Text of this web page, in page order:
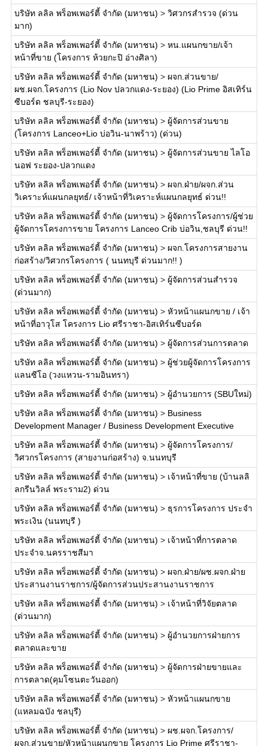
บริษัท ลลิล พร็อพเพอร์ตี้ จำกัด (มหาชน) > วิศวกรสำรวจ (ด่วน
มาก)
บริษัท ลลิล พร็อพเพอร์ตี้ จำกัด (มหาชน) > หน.แผนกขาย/เจ้า
หน้าที่ขาย (โครงการ ห้วยกะปิ อ่างศิลา)
บริษัท ลลิล พร็อพเพอร์ตี้ จำกัด (มหาชน) > ผจก.ส่วนขาย/
ผช.ผจก.โครงการ (Lio Nov ปลวกแดง-ระยอง) (Lio Prime อิสเทิร์น
ซีบอร์ด ชลบุรี-ระยอง)
บริษัท ลลิล พร็อพเพอร์ตี้ จำกัด (มหาชน) > ผู้จัดการส่วนขาย
(โครงการ Lanceo+Lio บ่อวิน-นาพร้าว) (ด่วน)
บริษัท ลลิล พร็อพเพอร์ตี้ จำกัด (มหาชน) > ผู้จัดการส่วนขาย ไลโอ
นอฟ ระยอง-ปลวกแดง
บริษัท ลลิล พร็อพเพอร์ตี้ จำกัด (มหาชน) > ผจก.ฝ่าย/ผจก.ส่วน
วิเคราะห์แผนกลยุทธ์/ เจ้าหน้าที่วิเคราะห์แผนกลยุทธ์ ด่วน!!
บริษัท ลลิล พร็อพเพอร์ตี้ จำกัด (มหาชน) > ผู้จัดการโครงการ/ผู้ช่วย
ผู้จัดการโครงการขาย โครงการ Lanceo Crib บ่อวิน,ชลบุรี ด่วน!!
บริษัท ลลิล พร็อพเพอร์ตี้ จำกัด (มหาชน) > ผจก.โครงการสายงาน
ก่อสร้าง/วิศวกรโครงการ ( นนทบุรี ด่วนมาก!! )
บริษัท ลลิล พร็อพเพอร์ตี้ จำกัด (มหาชน) > ผู้จัดการส่วนสำรวจ
(ด่วนมาก)
บริษัท ลลิล พร็อพเพอร์ตี้ จำกัด (มหาชน) > หัวหน้าแผนกขาย / เจ้า
หน้าที่อาวุโส โครงการ Lio ศรีราชา-อิสเทิร์นซีบอร์ด
บริษัท ลลิล พร็อพเพอร์ตี้ จำกัด (มหาชน) > ผู้จัดการส่วนการตลาด
บริษัท ลลิล พร็อพเพอร์ตี้ จำกัด (มหาชน) > ผู้ช่วยผู้จัดการโครงการ
แลนซีโอ (วงแหวน-รามอินทรา)
บริษัท ลลิล พร็อพเพอร์ตี้ จำกัด (มหาชน) > ผู้อำนวยการ (SBUใหม่)
บริษัท ลลิล พร็อพเพอร์ตี้ จำกัด (มหาชน) > Business
Development Manager / Business Development Executive
บริษัท ลลิล พร็อพเพอร์ตี้ จำกัด (มหาชน) > ผู้จัดการโครงการ/
วิศวกรโครงการ (สายงานก่อสร้าง) จ.นนทบุรี
บริษัท ลลิล พร็อพเพอร์ตี้ จำกัด (มหาชน) > เจ้าหน้าที่ขาย (บ้านลลิ
ลกรีนวิลล์ พระราม2) ด่วน
บริษัท ลลิล พร็อพเพอร์ตี้ จำกัด (มหาชน) > ธุรการโครงการ ประจำ
พระเงิน (นนทบุรี )
บริษัท ลลิล พร็อพเพอร์ตี้ จำกัด (มหาชน) > เจ้าหน้าที่การตลาด
ประจำจ.นครราชสีมา
บริษัท ลลิล พร็อพเพอร์ตี้ จำกัด (มหาชน) > ผจก.ฝ่าย/ผช.ผจก.ฝ่าย
ประสานงานราชการ/ผู้จัดการส่วนประสานงานราชการ
บริษัท ลลิล พร็อพเพอร์ตี้ จำกัด (มหาชน) > เจ้าหน้าที่วิจัยตลาด
(ด่วนมาก)
บริษัท ลลิล พร็อพเพอร์ตี้ จำกัด (มหาชน) > ผู้อำนวยการฝ่ายการ
ตลาดและขาย
บริษัท ลลิล พร็อพเพอร์ตี้ จำกัด (มหาชน) > ผู้จัดการฝ่ายขายและ
การตลาด(คุมโซนตะวันออก)
บริษัท ลลิล พร็อพเพอร์ตี้ จำกัด (มหาชน) > หัวหน้าแผนกขาย
(แหลมฉบัง ชลบุรี)
บริษัท ลลิล พร็อพเพอร์ตี้ จำกัด (มหาชน) > ผช.ผจก.โครงการ/
ผจก.ส่วนขาย/หัวหน้าแผนกขาย โครงการ Lio Prime ศรีราชา-